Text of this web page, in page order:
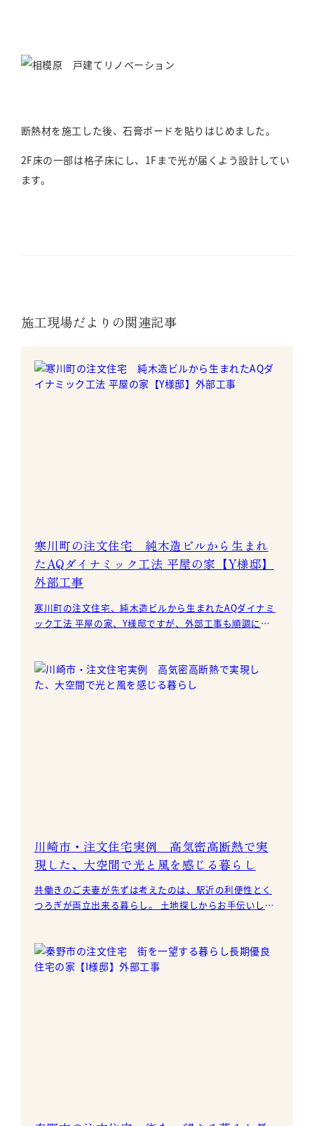
断熱材を施工した後、石膏ボードを貼りはじめました。
2F床の一部は格子床にし、1Fまで光が届くよう設計してい
ます。
施工現場だよりの関連記事
寒川町の注文住宅 純木造ビルから生まれ
たAQダイナミック工法 平屋の家【Y様邸】
外部工事
寒川町の注文住宅、純木造ビルから生まれたAQダイナミ
ック工法 平屋の家、Y様邸ですが、外部工事も順調に進
川崎市・注文住宅実例 高気密高断熱で実
現した、大空間で光と風を感じる暮らし
共働きのご夫妻が先ずは考えたのは、駅近の利便性とく
つろぎが両立出来る暮らし。 土地探しからお手伝いし、